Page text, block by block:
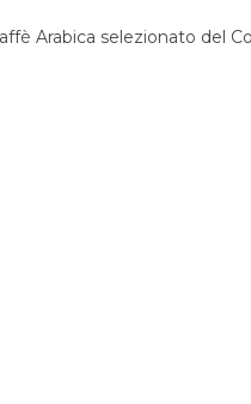
Arabica selezionato del